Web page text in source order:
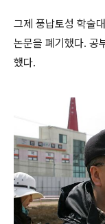
그제 풍납토성 학술
논문을 폐기했다. 공
했다.